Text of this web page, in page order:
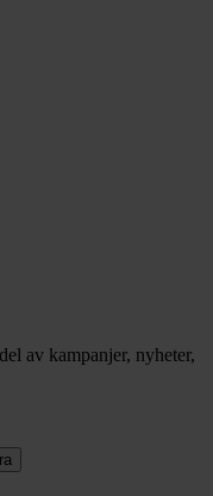
av kampanjer, nyheter,